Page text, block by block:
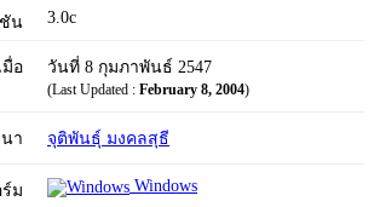
ชัน 3.0c
มื่อ วันที่ 8 กุมภาพันธ์ 2547
(Last Updated : February 8, 2004)
า จุติพันธุ์ มงคลสุธี
ม Windows